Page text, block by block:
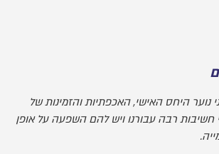
נוער היחס האישי, האכפתיות והזמינות של
חשיבות רבה עבורנו ויש להם השפעה על אופן